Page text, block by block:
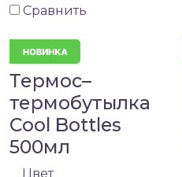
Сравнить
Термос–
термобутылка
Cool Bottles
500мл
Цвет